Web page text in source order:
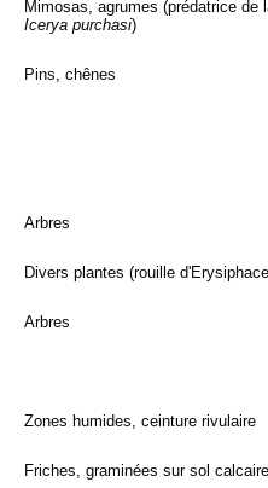
Mimosas, agrumes (prédatrice de
Icerya purchasi)
Pins, chênes
Arbres
Divers plantes (rouille
Arbres
Zones humides, ceinture rivulaire
Friches, graminées sur sol calcaire